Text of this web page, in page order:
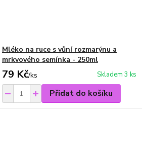
Mléko na ruce s vůní rozmarýnu a
mrkvového semínka - 250ml
79 Kč/ks Skladem 3 ks
Přidat do košíku